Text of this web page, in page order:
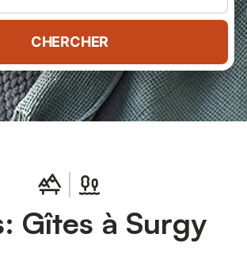
CHERCHER
Gîtes à Surgy